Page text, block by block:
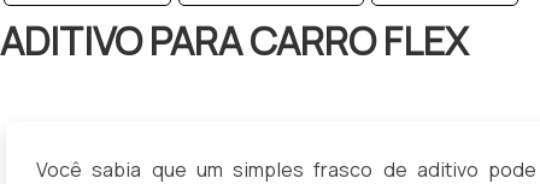
ADITIVO PARA CARRO FLEX
Você sabia que um simples frasco de aditivo pode